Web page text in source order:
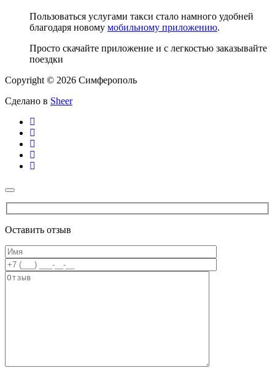
Пользоваться услугами такси стало намного удобней
благодаря новому мобильному приложению.
Просто скачайте приложение и с легкостью заказывайте
поездки
Copyright © 2026 Симферополь
Сделано в Sheer
Оставить отзыв